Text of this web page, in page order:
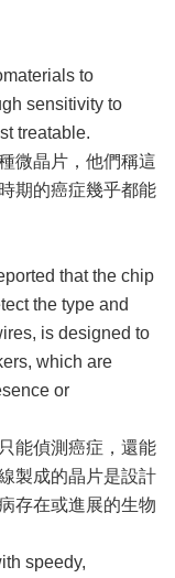
to
sensitivity to
treatable.
微晶片，他們稱這
期的癌症幾乎都能
that the chip
the type and
is designed to
which are
or
能偵測癌症，還能
製成的晶片是設計
存在或進展的生物
speedy,